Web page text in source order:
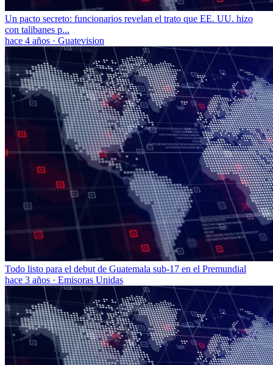
Un pacto secreto: funcionarios revelan el trato que EE. UU. hizo
con talibanes p...
hace 4 años · Guatevision
Todo listo para el debut de Guatemala sub-17 en el Premundial
hace 3 años · Emisoras Unidas